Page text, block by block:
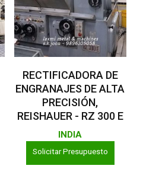
Leer Más
RECTIFICADORA DE
ENGRANAJES DE ALTA
PRECISIÓN,
REISHAUER - RZ 300 E
INDIA
Solicitar Presupuesto